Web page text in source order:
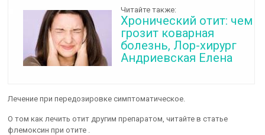
Читайте также:
Хронический отит: чем
грозит коварная
болезнь, Лор-хирург
Андриевская Елена
Лечение при передозировке симптоматическое.
О том как лечить отит другим препаратом, читайте в статье
флемоксин при отите .